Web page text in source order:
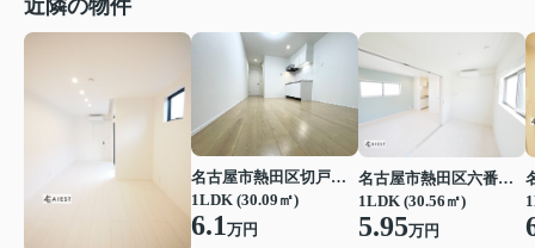
近隣の物件
名古屋市熱田区切戸町２丁目
1LDK (30.09㎡)
6.1万円
名古屋市熱田区六番２丁目
1LDK (30.56㎡)
5.95万円